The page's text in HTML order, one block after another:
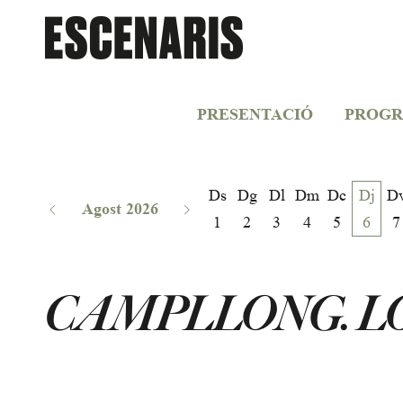
PRESENTACIÓ
Agost 2026
Ds
1
Dg
2
Dl
3
Dm
4
Dc
5
Dj
6
7
CAMPLLONG.